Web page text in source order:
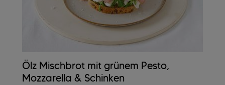
Ölz Mischbrot mit grünem Pesto,
Mozzarella & Schinken